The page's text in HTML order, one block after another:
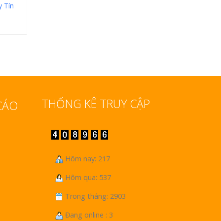
Tín
THỐNG KÊ TRUY CẬP
Hôm nay: 217
Hôm qua: 537
Trong tháng: 2903
Đang online : 3